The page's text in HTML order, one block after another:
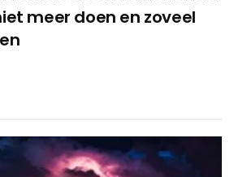
meer doen en zoveel